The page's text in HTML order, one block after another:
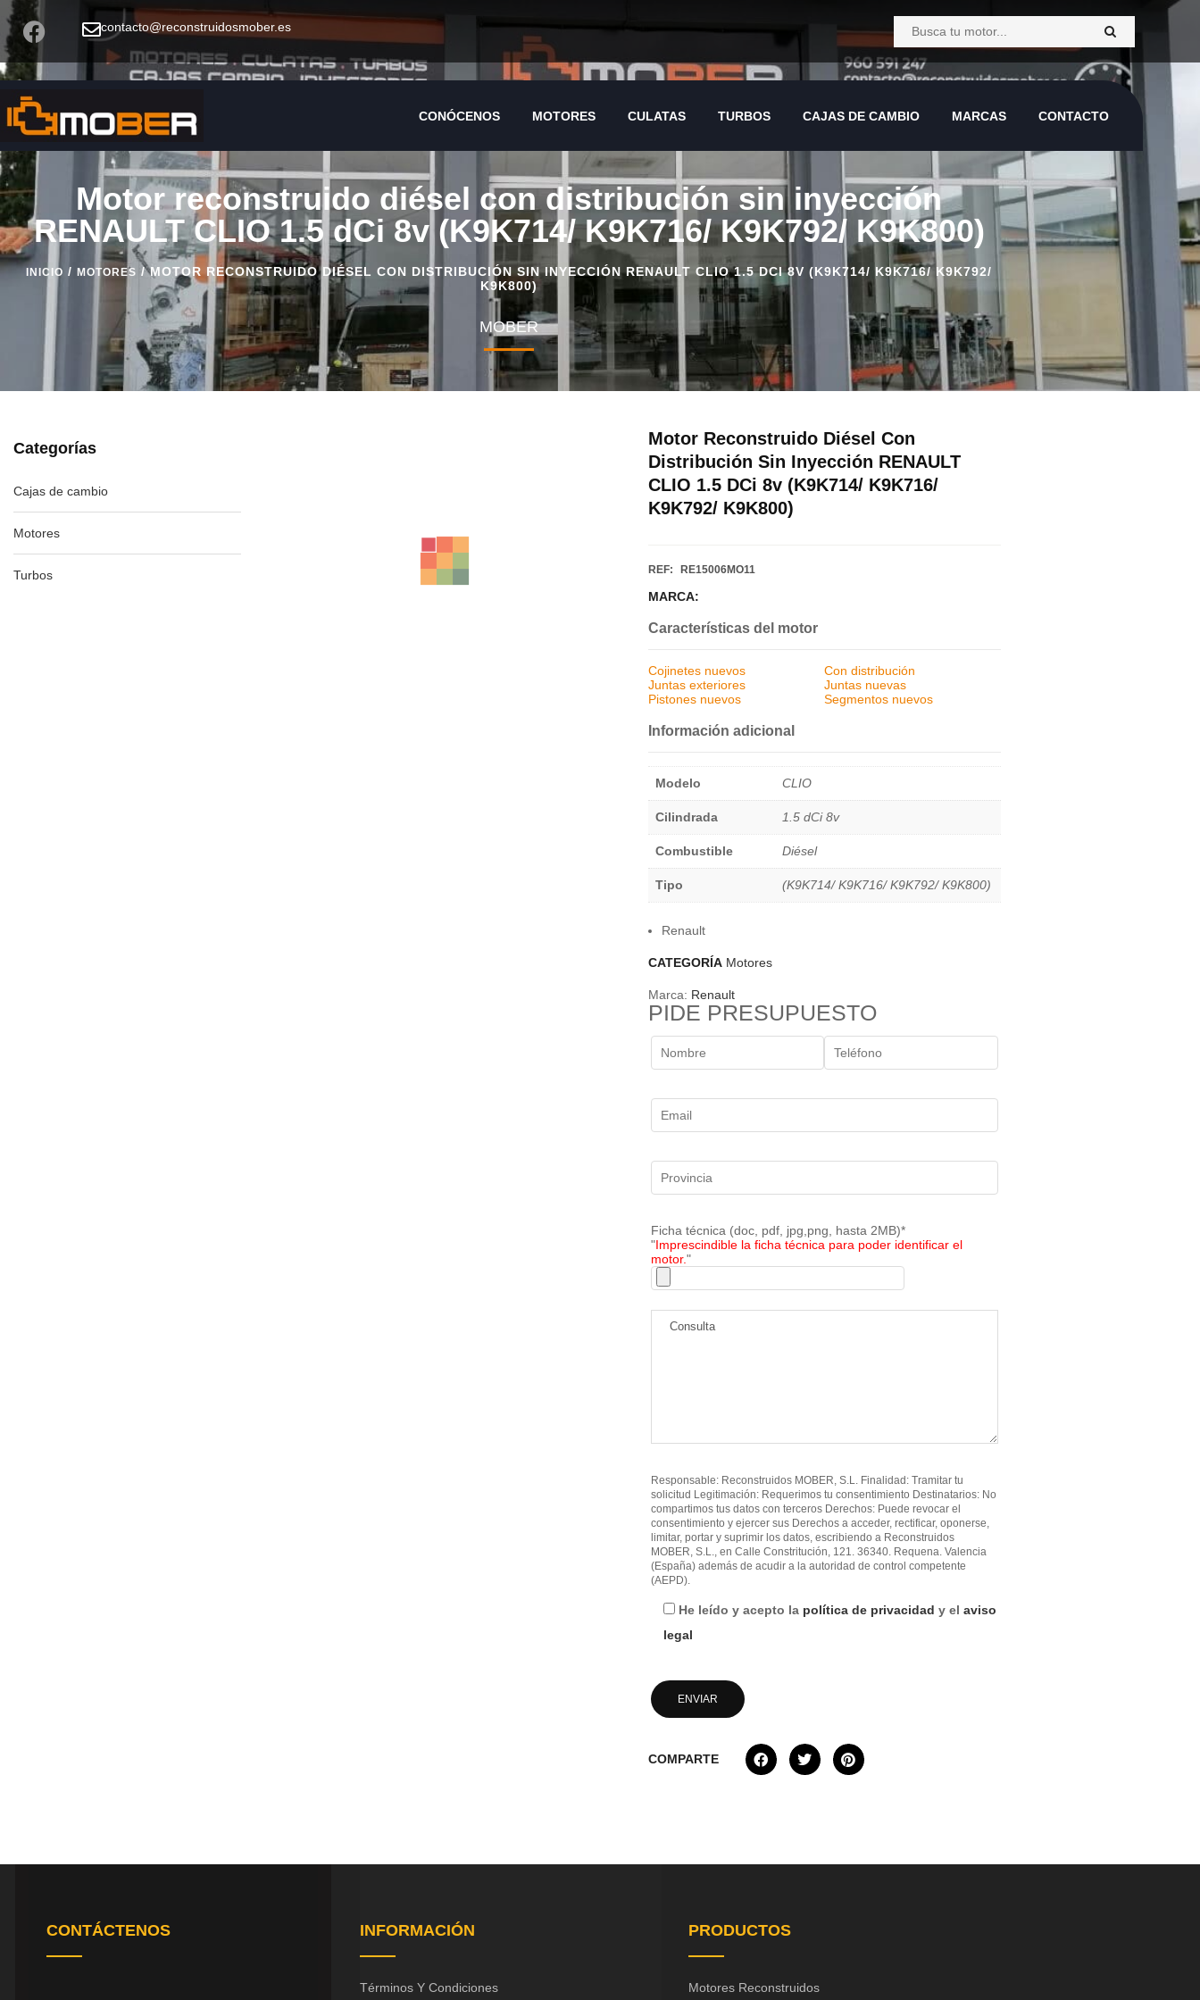
contacto@reconstruidosmober.es
CONÓCENOS MOTORES CULATAS TURBOS CAJAS DE CAMBIO MARCAS CONTACTO
Motor reconstruido diésel con distribución sin inyección
RENAULT CLIO 1.5 dCi 8v (K9K714/ K9K716/ K9K792/ K9K800)
INICIO / MOTORES / MOTOR RECONSTRUIDO DIÉSEL CON DISTRIBUCIÓN SIN INYECCIÓN RENAULT CLIO 1.5 DCI 8V (K9K714/ K9K716/ K9K792/
K9K800)
MOBER
Categorías
Cajas de cambio
Motores
Turbos
Motor Reconstruido Diésel Con
Distribución Sin Inyección RENAULT
CLIO 1.5 DCi 8v (K9K714/ K9K716/
K9K792/ K9K800)
REF: RE15006MO11
MARCA:
Características del motor
Cojinetes nuevos
Con distribución
Juntas exteriores
Juntas nuevas
Pistones nuevos
Segmentos nuevos
Información adicional
Modelo CLIO
Cilindrada 1.5 dCi 8v
Combustible Diésel
Tipo (K9K714/ K9K716/ K9K792/ K9K800)
Renault
CATEGORÍA Motores
Marca: Renault
PIDE PRESUPUESTO
Ficha técnica (doc, pdf, jpg,png, hasta 2MB)*
"Imprescindible la ficha técnica para poder identificar el
motor."
Responsable: Reconstruidos MOBER, S.L. Finalidad: Tramitar tu
solicitud Legitimación: Requerimos tu consentimiento Destinatarios: No
compartimos tus datos con terceros Derechos: Puede revocar el
consentimiento y ejercer sus Derechos a acceder, rectificar, oponerse,
limitar, portar y suprimir los datos, escribiendo a Reconstruidos
MOBER, S.L., en Calle Constritución, 121. 36340. Requena. Valencia
(España) además de acudir a la autoridad de control competente
(AEPD).
He leído y acepto la política de privacidad y el aviso
legal
COMPARTE
CONTÁCTENOS INFORMACIÓN
Términos Y Condiciones
PRODUCTOS
Motores Reconstruidos